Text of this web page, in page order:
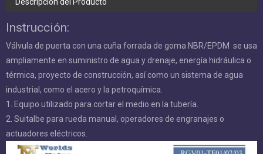
Instrucción:
Válvula de puerta con una cuña forrada de goma NBR/EPDM se
usa ampliamente en suministro de agua y drenaje, energía
hidráulica o térmica, proyecto de construcción, así como un
sistema de agua industrial, como el acero y la petroquímica.
1. Equipo utilizado para cortar el medio en la tubería.
2. Suitalbe para rueda manual, operadores de engranajes o
actuadores eléctricos.